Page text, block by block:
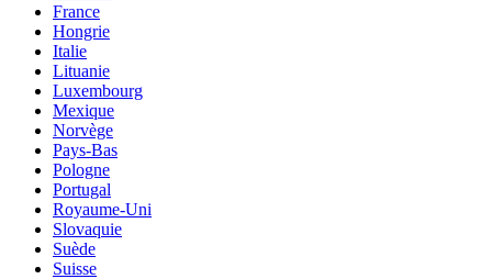
France
Hongrie
Italie
Lituanie
Luxembourg
Mexique
Norvège
Pays-Bas
Pologne
Portugal
Royaume-Uni
Slovaquie
Suède
Suisse